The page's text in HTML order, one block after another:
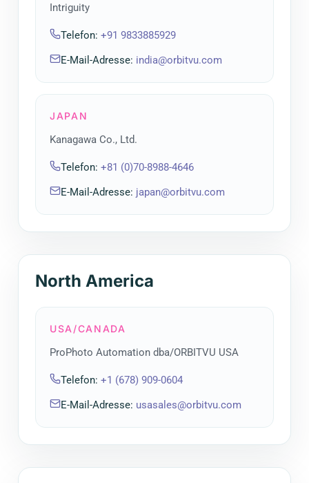
Intriguity
Telefon: +91 9833885929
E-Mail-Adresse: india@orbitvu.com
JAPAN
Kanagawa Co., Ltd.
Telefon: +81 (0)70-8988-4646
E-Mail-Adresse: japan@orbitvu.com
North America
USA/CANADA
ProPhoto Automation dba/ORBITVU USA
Telefon: +1 (678) 909-0604
E-Mail-Adresse: usasales@orbitvu.com